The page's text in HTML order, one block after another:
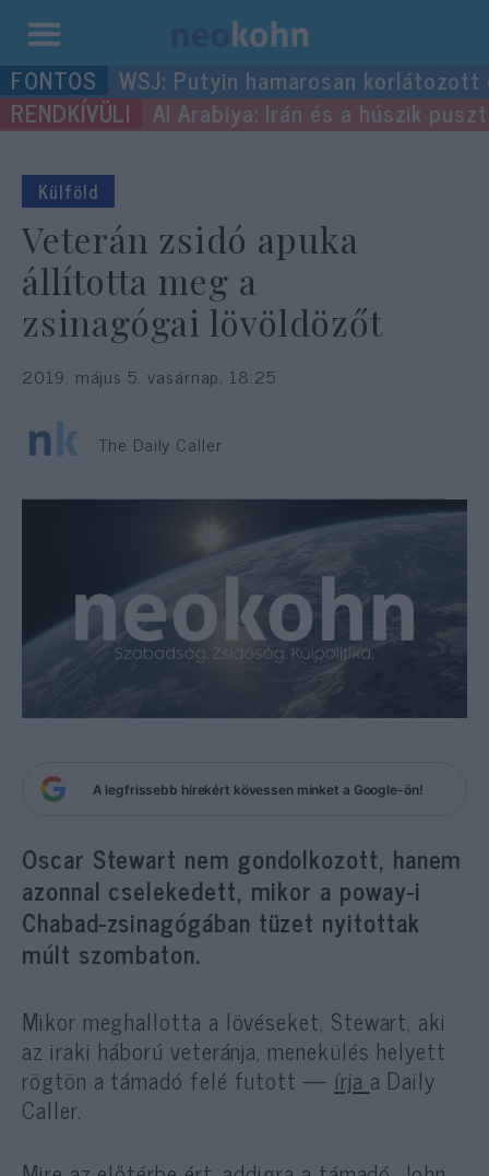
Kilépés
a
tartalomba
WSJ: Putyin hamarosan
Al Arabiya: Irán és a húszik
Külföld
Veterán zsidó apuka
állította meg a
zsinagógai lövöldözőt
2019. május 5. vasárnap, 18:25
The Daily Caller
A legfrissebb hírekért kövessen minket a Google-ön!
Oscar Stewart nem gondolkozott, hanem
azonnal cselekedett, mikor a poway-i
Chabad-zsinagógában tüzet nyitottak
múlt szombaton.
Mikor meghallotta a lövéseket, Stewart, aki
az iraki háború veteránja, menekülés helyett
rögtön a támadó felé futott — írja a Daily
Caller.